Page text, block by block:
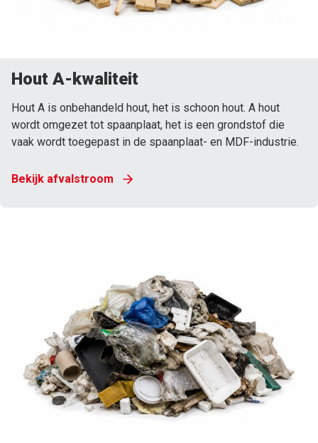
Hout A-kwaliteit
Hout A is onbehandeld hout, het is schoon hout. A hout
wordt omgezet tot spaanplaat, het is een grondstof die
vaak wordt toegepast in de spaanplaat- en MDF-industrie.
Bekijk afvalstroom